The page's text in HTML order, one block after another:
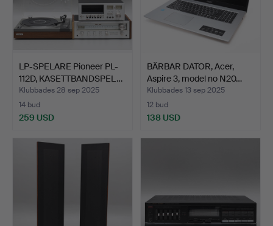
LP-SPELARE Pioneer PL-
112D, KASETTBANDSPEL…
Klubbades 28 sep 2025
14 bud
259 USD
BÄRBAR DATOR, Acer,
Aspire 3, model no N20…
Klubbades 13 sep 2025
12 bud
138 USD